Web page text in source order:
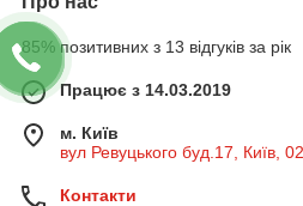
85% позитивних з 13 відгуків за рік
Працює з 14.03.2019
м. Київ
вул Ревуцького буд.17, Київ,
Контакти